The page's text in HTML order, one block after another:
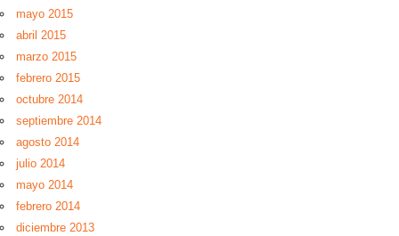
mayo 2015
abril 2015
marzo 2015
febrero 2015
octubre 2014
septiembre 2014
agosto 2014
julio 2014
mayo 2014
febrero 2014
diciembre 2013